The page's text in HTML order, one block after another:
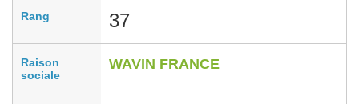
Rang 37
Raison
sociale
WAVIN FRANCE